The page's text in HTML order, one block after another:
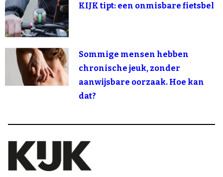
KIJK tipt: een onmisbare fietsbel
Sommige mensen hebben
chronische jeuk, zonder
aanwijsbare oorzaak. Hoe kan
dat?